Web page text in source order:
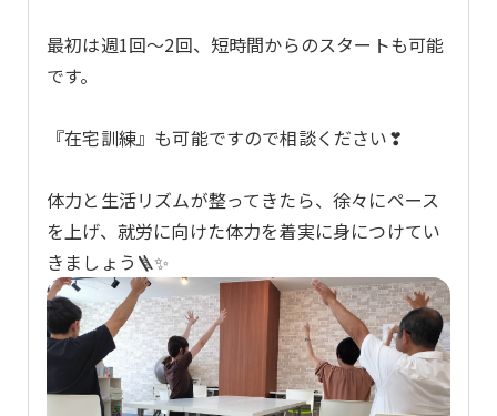
最初は週1回〜2回、短時間からのスタートも可能
です。
『在宅訓練』も可能ですので相談ください❣
体力と生活リズムが整ってきたら、徐々にペース
を上げ、就労に向けた体力を着実に身につけてい
きましょう🪜✨